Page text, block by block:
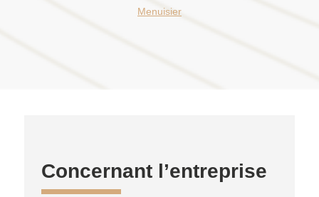
Menuisier
Concernant l’entreprise